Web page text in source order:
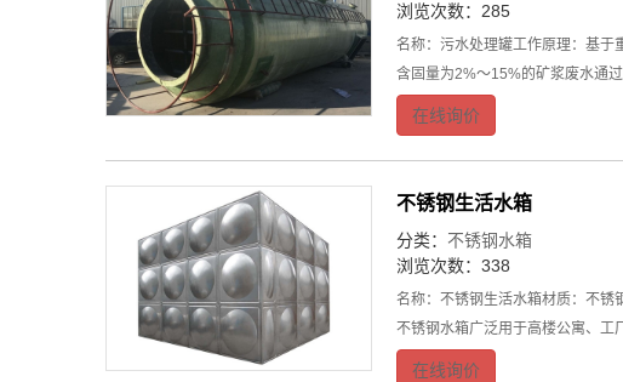
浏览次数：285
名称：污水处理罐工作原理：基于
含固量为2%～15%的矿浆废水通
在线询价
不锈钢生活水箱
分类： 不锈钢水箱
浏览次数：338
名称：不锈钢生活水箱材质：不锈
不锈钢水箱广泛用于高楼公寓、工
在线询价